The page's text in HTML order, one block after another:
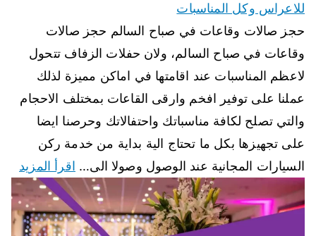
للاعراس وكل المناسبات
حجز صالات وقاعات في صباح السالم حجز صالات
وقاعات في صباح السالم، ولان حفلات الزفاف تتحول
لاعظم المناسبات عند اقامتها في اماكن مميزة لذلك
عملنا على توفير افخم وارقى القاعات بمختلف الاحجام
والتي تصلح لكافة مناسباتك واحتفالاتك وحرصنا ايضا
على تجهيزها بكل ما تحتاج الية بداية من خدمة ركن
السيارات المجانية عند الوصول وصولا الى… اقرأ المزيد